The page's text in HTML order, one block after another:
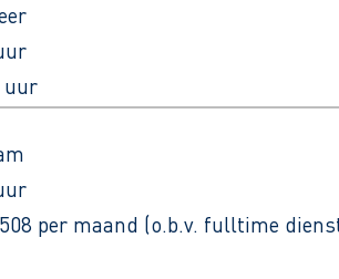
uur
per maand (o.b.v. fulltime